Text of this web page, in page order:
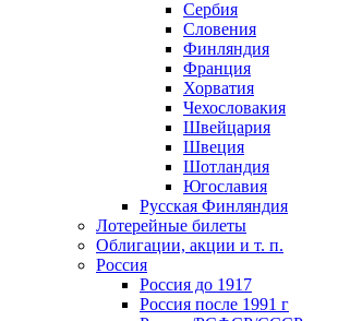
Сербия
Словения
Финляндия
Франция
Хорватия
Чехословакия
Швейцария
Швеция
Шотландия
Югославия
Русская Финляндия
Лотерейные билеты
Облигации, акции и т. п.
Россия
Россия до 1917
Россия после 1991 г